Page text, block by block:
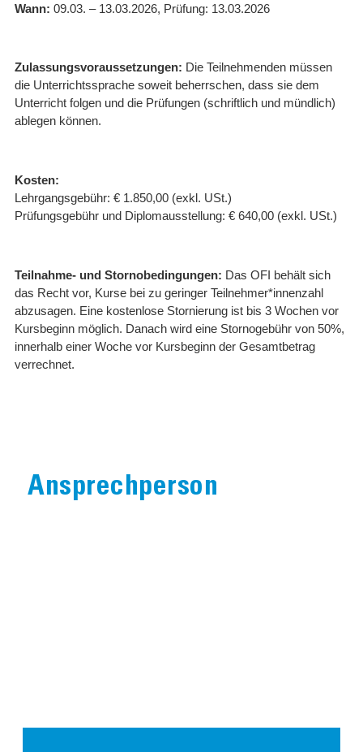
Wann: 09.03. – 13.03.2026, Prüfung: 13.03.2026
Zulassungsvoraussetzungen: Die Teilnehmenden müssen
die Unterrichtssprache soweit beherrschen, dass sie dem
Unterricht folgen und die Prüfungen (schriftlich und mündlich)
ablegen können.
Kosten:
Lehrgangsgebühr: € 1.850,00 (exkl. USt.)
Prüfungsgebühr und Diplomausstellung: € 640,00 (exkl. USt.)
Teilnahme- und Stornobedingungen: Das OFI behält sich
das Recht vor, Kurse bei zu geringer Teilnehmer*innenzahl
abzusagen. Eine kostenlose Stornierung ist bis 3 Wochen vor
Kursbeginn möglich. Danach wird eine Stornogebühr von 50%,
innerhalb einer Woche vor Kursbeginn der Gesamtbetrag
verrechnet.
Ansprechperson